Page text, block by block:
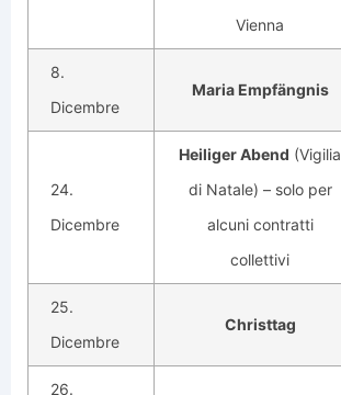
Vienna
8.
Dicembre
Maria Empfängnis
24.
Dicembre
Heiliger Abend (Vigilia
di Natale) – solo per
alcuni contratti
collettivi
25.
Dicembre
Christtag
26.